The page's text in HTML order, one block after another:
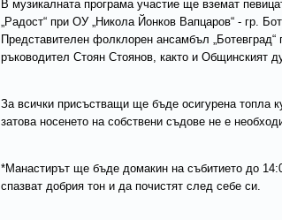
В музикалната програма участие ще вземат
„Радост“ при ОУ „Никола Йонков Вапцаров“ - гр.
Представителен фолклорен ансамбъл
ръководител Стоян Стоянов, както и Общинският
За всички присъстващи ще бъде осигурена топла
затова носенето на собствени съдове не е
*Mанастирът ще бъде домакин на събитието до
спазват добрия тон и да почистят след себе си.